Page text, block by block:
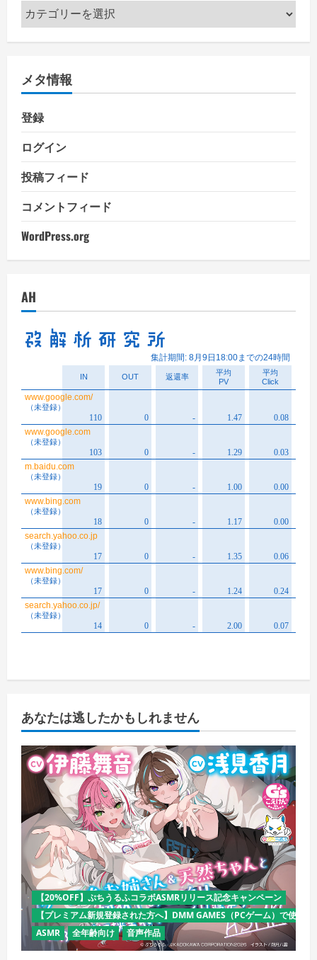
カ
テ
ゴ
ー
メタ情報
登録
ログイン
投稿フィード
コメントフィード
WordPress.org
AH
あなたは逃したかもしれません
【20%OFF】ぷちうるふコラボASMRリリース記念キャンペーン
【プレミアム新規登録された方へ】DMM GAMES（PCゲーム）で使え
ASMR
全年齢向け 音声作品